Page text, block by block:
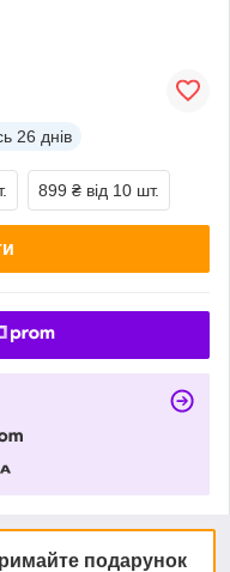
26 днів
899 ₴ від 10 шт.
подарунок